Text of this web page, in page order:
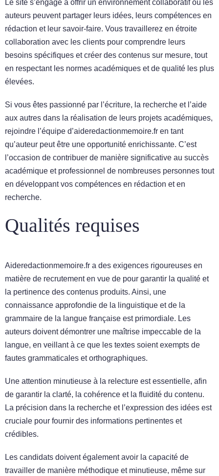
Le site s’engage à offrir un environnement collaboratif où les
auteurs peuvent partager leurs idées, leurs compétences en
rédaction et leur savoir-faire. Vous travaillerez en étroite
collaboration avec les clients pour comprendre leurs
besoins spécifiques et créer des contenus sur mesure, tout
en respectant les normes académiques et de qualité les plus
élevées.
Si vous êtes passionné par l’écriture, la recherche et l’aide
aux autres dans la réalisation de leurs projets académiques,
rejoindre l’équipe d’aideredactionmemoire.fr en tant
qu’auteur peut être une opportunité enrichissante. C’est
l’occasion de contribuer de manière significative au succès
académique et professionnel de nombreuses personnes tout
en développant vos compétences en rédaction et en
recherche.
Qualités requises
Aideredactionmemoire.fr a des exigences rigoureuses en
matière de recrutement en vue de pour garantir la qualité et
la pertinence des contenus produits. Ainsi, une
connaissance approfondie de la linguistique et de la
grammaire de la langue française est primordiale. Les
auteurs doivent démontrer une maîtrise impeccable de la
langue, en veillant à ce que les textes soient exempts de
fautes grammaticales et orthographiques.
Une attention minutieuse à la relecture est essentielle, afin
de garantir la clarté, la cohérence et la fluidité du contenu.
La précision dans la recherche et l’expression des idées est
cruciale pour fournir des informations pertinentes et
crédibles.
Les candidats doivent également avoir la capacité de
travailler de manière méthodique et minutieuse, même sur